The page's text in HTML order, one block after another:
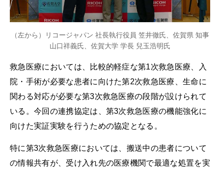
（左から）リコージャパン 社長執行役員 笠井徹氏、佐賀県 知事
山口祥義氏、佐賀大学 学長 兒玉浩明氏
救急医療においては、比較的軽症な第1次救急医療、入
院・手術が必要な患者に向けた第2次救急医療、生命に
関わる対応が必要な第3次救急医療の段階が設けられて
いる。今回の連携協定は、第3次救急医療の機能強化に
向けた実証実験を行うための協定となる。
特に第3次救急医療においては、搬送中の患者について
の情報共有が、受け入れ先の医療機関で最適な処置を実